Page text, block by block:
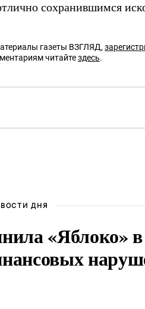
сохранившимся
газеты ВЗГЛЯД,
читайтездесь.
ДНЯ
«Яблоко»